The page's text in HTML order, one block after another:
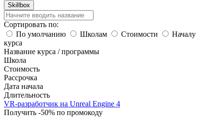
Skillbox
Сортировать по:
По умолчанию
Школам Стоимости
Началу
курса
Название курса / программы
Школа
Стоимость
Рассрочка
Дата начала
Длительность
VR-разработчик на Unreal Engine 4
Получить -50% по промокоду